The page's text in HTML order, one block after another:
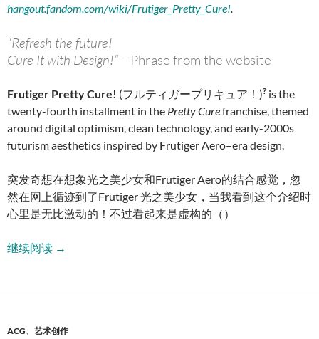
hangout.fandom.com/wiki/Frutiger_Pretty_Cure!
“Refresh the future!
Cure It with Design!” – Phrase from the website
Frutiger Pretty Cure! (フルティガープリキュア！)? is the
twenty-fourth installment in the Pretty Curefranchise, themed
around digital optimism, clean technology, and early-2000s
futurism aesthetics inspired by Frutiger Aero–era design.
突发奇想在想象光之美少女和Frutiger Aero的结合感觉，忽
然在网上循迹到了Frutiger 光之美少女，当我看到这个介绍时
心里是无比激动的！不过看起来是虚构的（）
继续阅读Frutiger 光之美少女
→
ACG、 艺术创作